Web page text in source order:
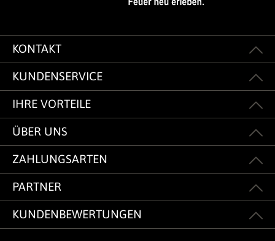
KONTAKT
KUNDENSERVICE
IHRE VORTEILE
ÜBER UNS
ZAHLUNGSARTEN
PARTNER
KUNDENBEWERTUNGEN